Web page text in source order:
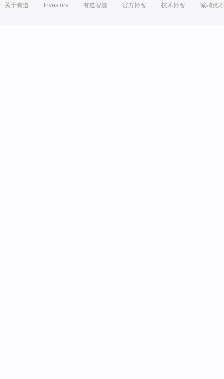
关于有道 Investors 有道智选 官方博客 技术博客 诚聘英才